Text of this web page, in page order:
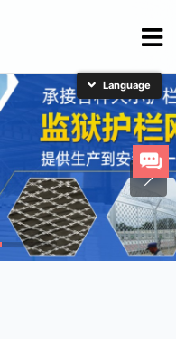
简体中文
English
日本語
한국어